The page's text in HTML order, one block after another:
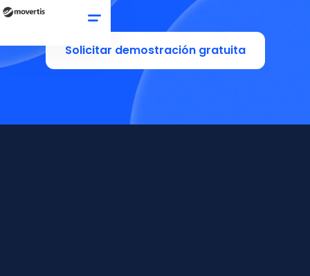
Solicitar demostración gratuita